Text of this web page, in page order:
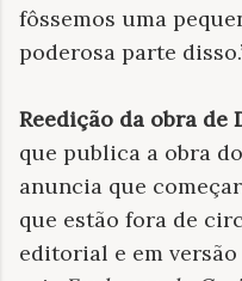
fôssemos uma
poderosa parte
Reedição da obra de
que publica a obra
anuncia que
que estão fora de
editorial e em